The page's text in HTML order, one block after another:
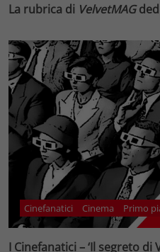
La rubrica di VelvetMAG
Cinefanatici Cinema Primo
I Cinefanatici – ‘Il segreto di